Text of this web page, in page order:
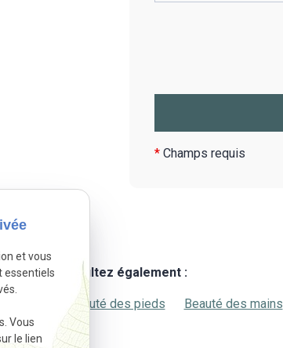
*Champs requis
Consultez également :
pieds Beauté des pieds Beauté des mains
et vous
essentiels
Vous
le lien